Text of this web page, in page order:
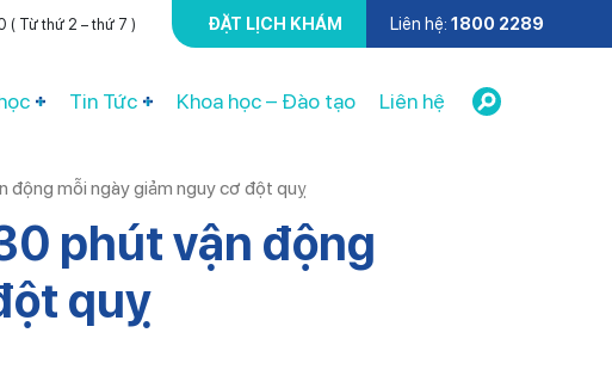
( Từ thứ 2 – thứ 7 ) ĐẶT LỊCH KHÁM Liên hệ: 1800 2289
Tin Tức Khoa học – Đào tạo Liên hệ
động mỗi ngày giảm nguy cơ đột quỵ
phút vận động
quỵ